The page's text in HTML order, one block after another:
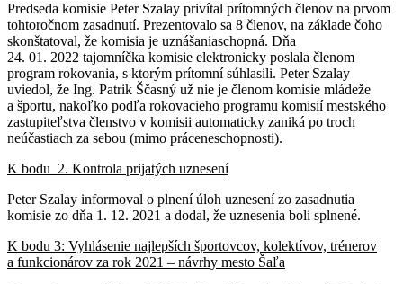
Predseda komisie Peter Szalay privítal prítomných členov na prvom
tohtoročnom zasadnutí. Prezentovalo sa 8 členov, na základe čoho
skonštatoval, že komisia je uznášaniaschopná. Dňa
24. 01. 2022 tajomníčka komisie elektronicky poslala členom
program rokovania, s ktorým prítomní súhlasili. Peter Szalay
uviedol, že Ing. Patrik Ščasný už nie je členom komisie mládeže
a športu, nakoľko podľa rokovacieho programu komisií mestského
zastupiteľstva členstvo v komisii automaticky zaniká po troch
neúčastiach za sebou (mimo práceneschopnosti).
K bodu 2. Kontrola prijatých uznesení
Peter Szalay informoval o plnení úloh uznesení zo zasadnutia
komisie zo dňa 1. 12. 2021 a dodal, že uznesenia boli splnené.
K bodu 3: Vyhlásenie najlepších športovcov, kolektívov, trénerov
a funkcionárov za rok 2021 – návrhy mesto Šaľa